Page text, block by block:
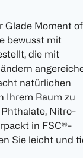
Glade Moment of
bewusst mit
die mit
natürlichen
Ihrem Raum zu
Nitro-
in FSC®-
Sie leicht und